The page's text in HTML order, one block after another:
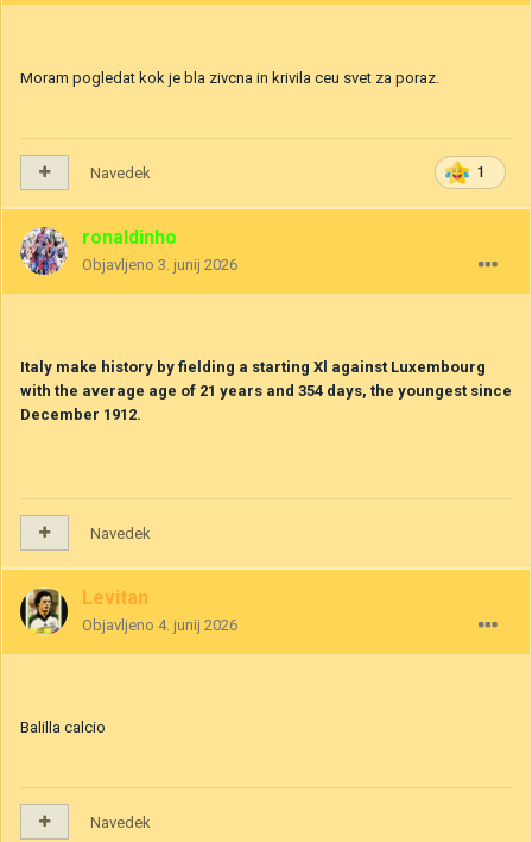
Moram pogledat kok je bla zivcna in krivila ceu svet za poraz.
1
Navedek
ronaldinho
Objavljeno 3. junij 2026
Italy make history by fielding a starting Xl against Luxembourg
with the average age of 21 years and 354 days, the youngest since
December 1912.
Navedek
Levitan
Objavljeno 4. junij 2026
Balilla calcio
Navedek